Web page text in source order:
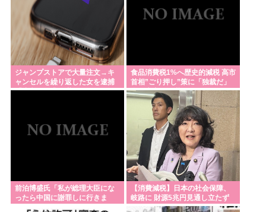
ジャンプストアで大量注文→キ
ャンセルを繰り返した女を逮捕
「注文で欲求が満たされた」総
食品消費税1%へ歴史的減税 高市
首相”ごり押し”策に「独裁だ」
自民党内で不満くすぶる
前泊博盛氏「私が総理大臣にな
ったら中国に謝罪しに行きま
す」
【消費減税】日本の社会保障、
岐路に 財源5兆円見通し立たず